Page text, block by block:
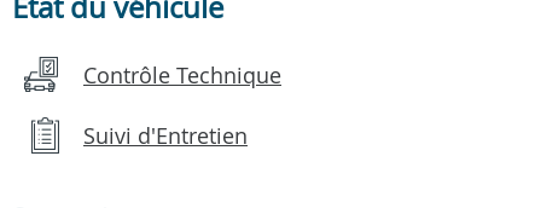
Contrôle Technique
Suivi d'Entretien